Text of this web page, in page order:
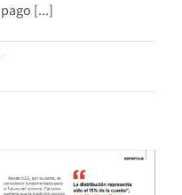
[...]